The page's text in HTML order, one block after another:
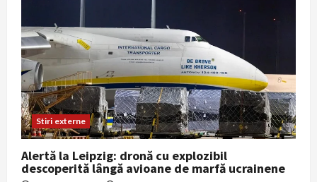
Stiri externe
Alertă la Leipzig: dronă cu explozibil
descoperită lângă avioane de marfă ucrainene